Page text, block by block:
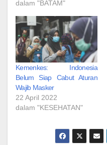
dalam "BATAM"
Kemenkes: Indonesia
Belum Siap Cabut Aturan
Wajib Masker
22 April 2022
dalam "KESEHATAN"